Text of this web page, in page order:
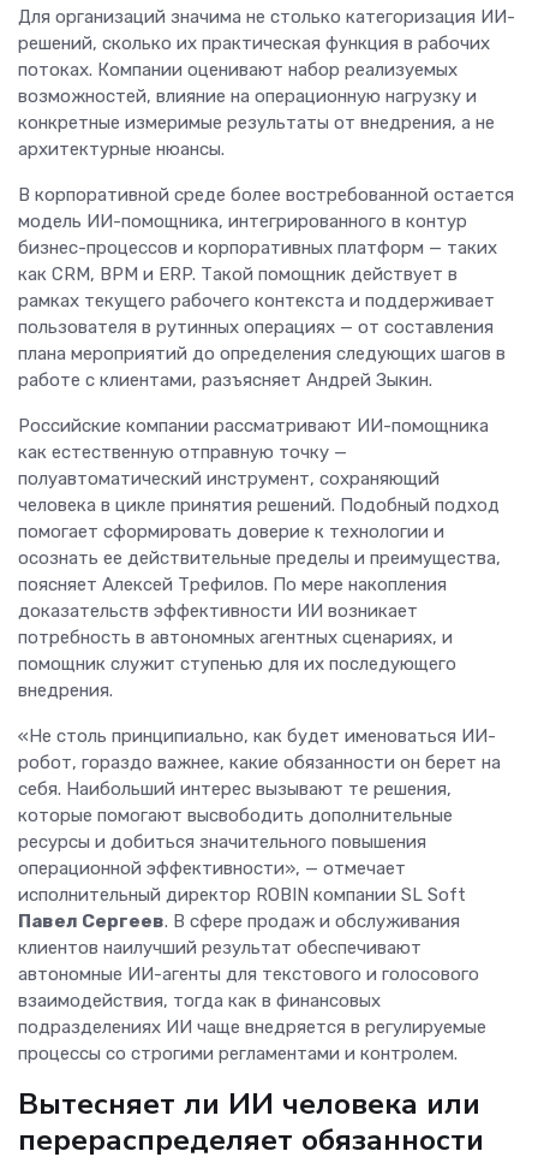
Для организаций значима не столько категоризация ИИ-
решений, сколько их практическая функция в рабочих
потоках. Компании оценивают набор реализуемых
возможностей, влияние на операционную нагрузку и
конкретные измеримые результаты от внедрения, а не
архитектурные нюансы.
В корпоративной среде более востребованной остается
модель ИИ-помощника, интегрированного в контур
бизнес-процессов и корпоративных платформ — таких
как CRM, BPM и ERP. Такой помощник действует в
рамках текущего рабочего контекста и поддерживает
пользователя в рутинных операциях — от составления
плана мероприятий до определения следующих шагов в
работе с клиентами, разъясняет Андрей Зыкин.
Российские компании рассматривают ИИ-помощника
как естественную отправную точку —
полуавтоматический инструмент, сохраняющий
человека в цикле принятия решений. Подобный подход
помогает сформировать доверие к технологии и
осознать ее действительные пределы и преимущества,
поясняет Алексей Трефилов. По мере накопления
доказательств эффективности ИИ возникает
потребность в автономных агентных сценариях, и
помощник служит ступенью для их последующего
внедрения.
«Не столь принципиально, как будет именоваться ИИ-
робот, гораздо важнее, какие обязанности он берет на
себя. Наибольший интерес вызывают те решения,
которые помогают высвободить дополнительные
ресурсы и добиться значительного повышения
операционной эффективности», — отмечает
исполнительный директор ROBIN компании SL Soft
Павел Сергеев. В сфере продаж и обслуживания
клиентов наилучший результат обеспечивают
автономные ИИ-агенты для текстового и голосового
взаимодействия, тогда как в финансовых
подразделениях ИИ чаще внедряется в регулируемые
процессы со строгими регламентами и контролем.
Вытесняет ли ИИ человека или
перераспределяет обязанности